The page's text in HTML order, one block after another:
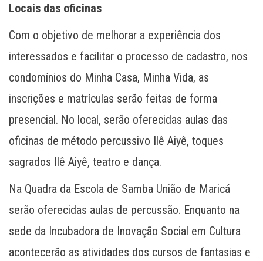
Locais das oficinas
Com o objetivo de melhorar a experiência dos
interessados e facilitar o processo de cadastro, nos
condomínios do Minha Casa, Minha Vida, as
inscrições e matrículas serão feitas de forma
presencial. No local, serão oferecidas aulas das
oficinas de método percussivo Ilê Aiyê, toques
sagrados Ilê Aiyê, teatro e dança.
Na Quadra da Escola de Samba União de Maricá
serão oferecidas aulas de percussão. Enquanto na
sede da Incubadora de Inovação Social em Cultura
acontecerão as atividades dos cursos de fantasias e